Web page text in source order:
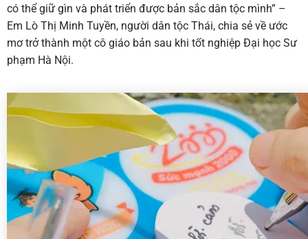
có thể giữ gìn và phát triển được bản sắc dân tộc mình” –
Em Lò Thị Minh Tuyền, người dân tộc Thái, chia sẻ về ước
mơ trở thành một cô giáo bản sau khi tốt nghiệp Đại học Sư
phạm Hà Nội.